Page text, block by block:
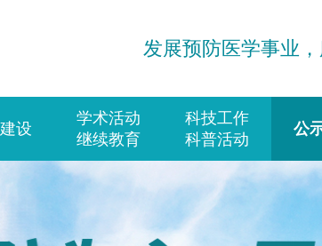
发展预防医学事业
设
学术活动
继续教育
科技工作
科普活动
公